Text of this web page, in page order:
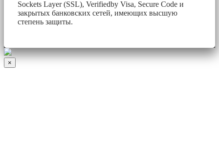
Sockets Layer (SSL), Verifiedby Visa, Secure Code и
закрытых банковских сетей, имеющих высшую
степень защиты.
×